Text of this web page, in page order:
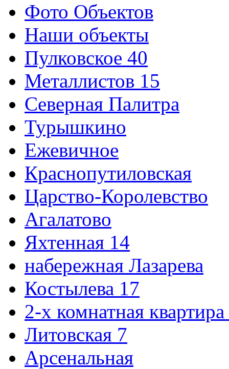
Фото Объектов
Наши объекты
Пулковское 40
Металлистов 15
Северная Палитра
Турышкино
Ежевичное
Краснопутиловская
Царство-Королевство
Агалатово
Яхтенная 14
набережная Лазарева
Костылева 17
2-х комнатная
Литовская 7
Арсенальная